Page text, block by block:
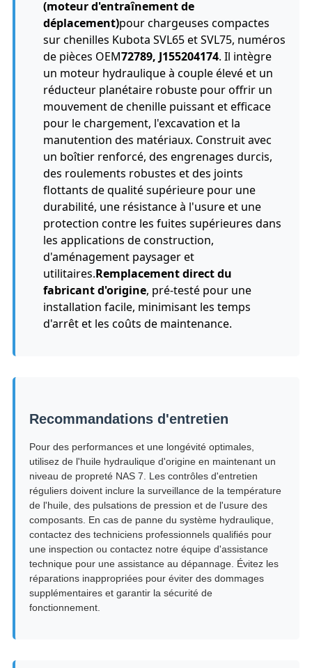
(moteur d'entraînement de
déplacement)pour chargeuses compactes
sur chenilles Kubota SVL65 et SVL75, numéros
de pièces OEM72789, J155204174. Il intègre
un moteur hydraulique à couple élevé et un
réducteur planétaire robuste pour offrir un
mouvement de chenille puissant et efficace
pour le chargement, l'excavation et la
manutention des matériaux. Construit avec
un boîtier renforcé, des engrenages durcis,
des roulements robustes et des joints
flottants de qualité supérieure pour une
durabilité, une résistance à l'usure et une
protection contre les fuites supérieures dans
les applications de construction,
d'aménagement paysager et
utilitaires.Remplacement direct du
fabricant d'origine, pré-testé pour une
installation facile, minimisant les temps
d'arrêt et les coûts de maintenance.
Recommandations d'entretien
Pour des performances et une longévité optimales,
utilisez de l'huile hydraulique d'origine en maintenant un
niveau de propreté NAS 7. Les contrôles d'entretien
réguliers doivent inclure la surveillance de la température
de l'huile, des pulsations de pression et de l'usure des
composants. En cas de panne du système hydraulique,
contactez des techniciens professionnels qualifiés pour
une inspection ou contactez notre équipe d'assistance
technique pour une assistance au dépannage. Évitez les
réparations inappropriées pour éviter des dommages
supplémentaires et garantir la sécurité de
fonctionnement.